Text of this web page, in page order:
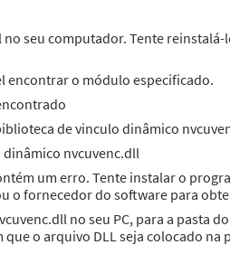
seu computador. Tente reinstalá-
encontrar o módulo especificado.
de vinculo dinâmico
nvcuvenc.dll
um erro. Tente instalar o
o fornecedor do software para
no seu PC, para a pasta
o arquivo DLL seja colocado na